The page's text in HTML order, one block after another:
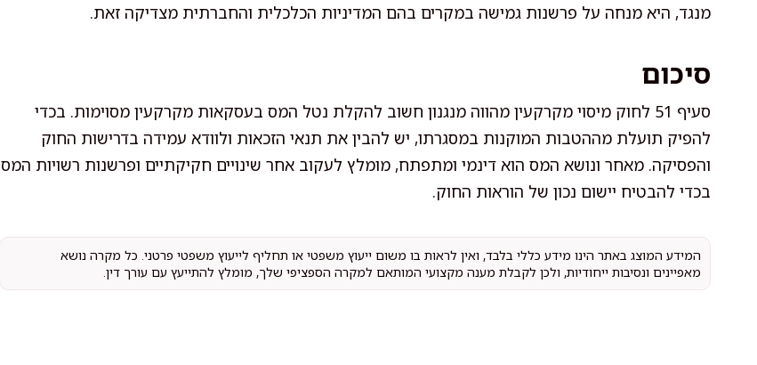
מנגד, היא מנחה על פרשנות גמישה במקרים בהם המדיניות הכלכלית והחברתית מצדיקה זאת.
סיכום
סעיף 51 לחוק מיסוי מקרקעין מהווה מנגנון חשוב להקלת נטל המס בעסקאות מקרקעין מסוימות. בכדי
להפיק תועלת מההטבות המוקנות במסגרתו, יש להבין את תנאי הזכאות ולוודא עמידה בדרישות החוק
והפסיקה. מאחר ונושא המס הוא דינמי ומתפתח, מומלץ לעקוב אחר שינויים חקיקתיים ופרשנות רשויות המס
בכדי להבטיח יישום נכון של הוראות החוק.
המידע המוצג באתר הינו מידע כללי בלבד, ואין לראות בו משום ייעוץ משפטי או תחליף לייעוץ משפטי פרטני. כל מקרה נושא
מאפיינים ונסיבות ייחודיות, ולכן לקבלת מענה מקצועי המותאם למקרה הספציפי שלך, מומלץ להתייעץ עם עורך דין.